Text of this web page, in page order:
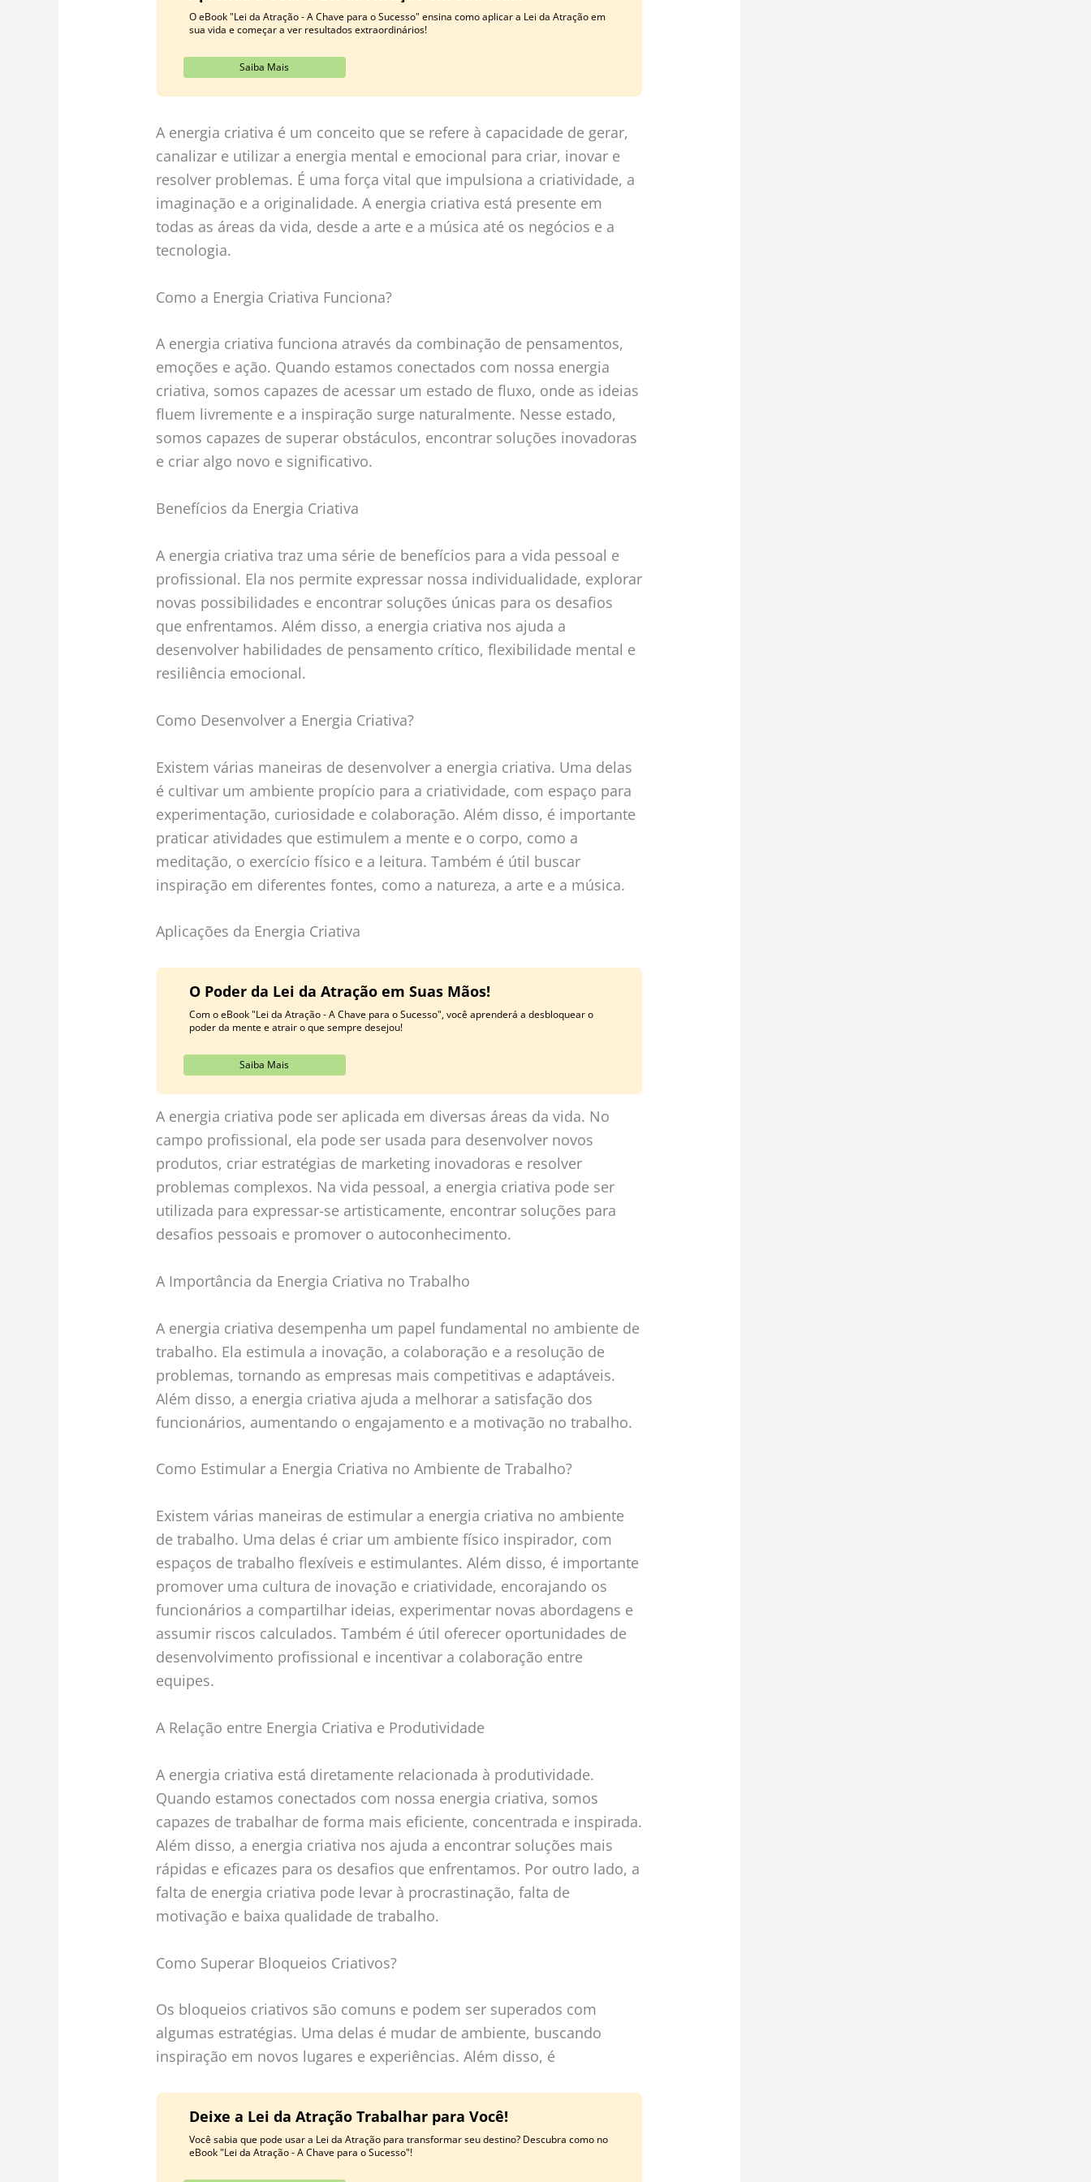
O eBook "Lei da Atração - A Chave para o Sucesso" ensina como aplicar a Lei da Atração em
sua vida e começar a ver resultados extraordinários!
Saiba Mais
A energia criativa é um conceito que se refere à capacidade de gerar,
canalizar e utilizar a energia mental e emocional para criar, inovar e
resolver problemas. É uma força vital que impulsiona a criatividade, a
imaginação e a originalidade. A energia criativa está presente em
todas as áreas da vida, desde a arte e a música até os negócios e a
tecnologia.
Como a Energia Criativa Funciona?
A energia criativa funciona através da combinação de pensamentos,
emoções e ação. Quando estamos conectados com nossa energia
criativa, somos capazes de acessar um estado de fluxo, onde as ideias
fluem livremente e a inspiração surge naturalmente. Nesse estado,
somos capazes de superar obstáculos, encontrar soluções inovadoras
e criar algo novo e significativo.
Benefícios da Energia Criativa
A energia criativa traz uma série de benefícios para a vida pessoal e
profissional. Ela nos permite expressar nossa individualidade, explorar
novas possibilidades e encontrar soluções únicas para os desafios
que enfrentamos. Além disso, a energia criativa nos ajuda a
desenvolver habilidades de pensamento crítico, flexibilidade mental e
resiliência emocional.
Como Desenvolver a Energia Criativa?
Existem várias maneiras de desenvolver a energia criativa. Uma delas
é cultivar um ambiente propício para a criatividade, com espaço para
experimentação, curiosidade e colaboração. Além disso, é importante
praticar atividades que estimulem a mente e o corpo, como a
meditação, o exercício físico e a leitura. Também é útil buscar
inspiração em diferentes fontes, como a natureza, a arte e a música.
Aplicações da Energia Criativa
O Poder da Lei da Atração em Suas Mãos!
Com o eBook "Lei da Atração - A Chave para o Sucesso", você aprenderá a desbloquear o
poder da mente e atrair o que sempre desejou!
Saiba Mais
A energia criativa pode ser aplicada em diversas áreas da vida. No
campo profissional, ela pode ser usada para desenvolver novos
produtos, criar estratégias de marketing inovadoras e resolver
problemas complexos. Na vida pessoal, a energia criativa pode ser
utilizada para expressar-se artisticamente, encontrar soluções para
desafios pessoais e promover o autoconhecimento.
A Importância da Energia Criativa no Trabalho
A energia criativa desempenha um papel fundamental no ambiente de
trabalho. Ela estimula a inovação, a colaboração e a resolução de
problemas, tornando as empresas mais competitivas e adaptáveis.
Além disso, a energia criativa ajuda a melhorar a satisfação dos
funcionários, aumentando o engajamento e a motivação no trabalho.
Como Estimular a Energia Criativa no Ambiente de Trabalho?
Existem várias maneiras de estimular a energia criativa no ambiente
de trabalho. Uma delas é criar um ambiente físico inspirador, com
espaços de trabalho flexíveis e estimulantes. Além disso, é importante
promover uma cultura de inovação e criatividade, encorajando os
funcionários a compartilhar ideias, experimentar novas abordagens e
assumir riscos calculados. Também é útil oferecer oportunidades de
desenvolvimento profissional e incentivar a colaboração entre
equipes.
A Relação entre Energia Criativa e Produtividade
A energia criativa está diretamente relacionada à produtividade.
Quando estamos conectados com nossa energia criativa, somos
capazes de trabalhar de forma mais eficiente, concentrada e inspirada.
Além disso, a energia criativa nos ajuda a encontrar soluções mais
rápidas e eficazes para os desafios que enfrentamos. Por outro lado, a
falta de energia criativa pode levar à procrastinação, falta de
motivação e baixa qualidade de trabalho.
Como Superar Bloqueios Criativos?
Os bloqueios criativos são comuns e podem ser superados com
algumas estratégias. Uma delas é mudar de ambiente, buscando
inspiração em novos lugares e experiências. Além disso, é
Deixe a Lei da Atração Trabalhar para Você!
Você sabia que pode usar a Lei da Atração para transformar seu destino? Descubra como no
eBook "Lei da Atração - A Chave para o Sucesso"!